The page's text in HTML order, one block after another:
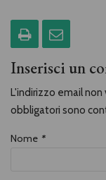
Inserisci un
L'indirizzo email non
obbligatori sono
Nome *